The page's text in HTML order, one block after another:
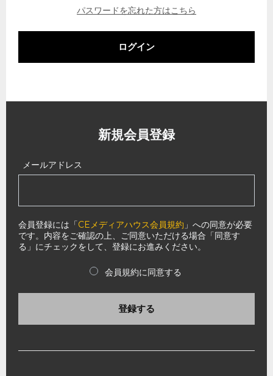
パスワードを忘れた方はこちら
ログイン
新規会員登録
メールアドレス
会員登録には「CEメディアハウス会員規約 」への同意が必要
です。内容をご確認の上、ご同意いただける場合「同意す
る」にチェックをして、登録にお進みください。
会員規約に同意する
登録する